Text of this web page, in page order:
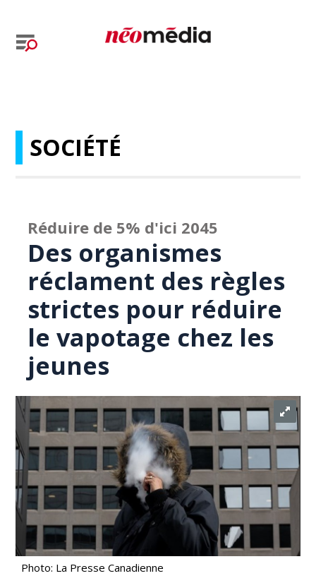
SOCIÉTÉ
Réduire de 5% d'ici 2045
Des organismes
réclament des règles
strictes pour réduire
le vapotage chez les
jeunes
Photo: La Presse Canadienne